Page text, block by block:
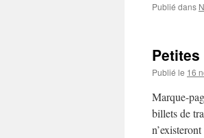
Publié dans
Publié le 16
Marque-
billets de